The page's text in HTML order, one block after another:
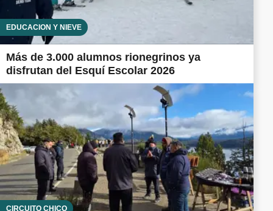
EDUCACIÓN Y NIEVE
Más de 3.000 alumnos rionegrinos ya
disfrutan del Esquí Escolar 2026
CIRCUITO CHICO